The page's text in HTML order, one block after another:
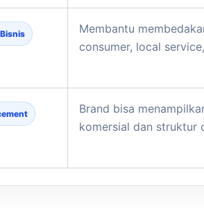
Membantu
consumer, local
Brand bisa
komersial dan struktur